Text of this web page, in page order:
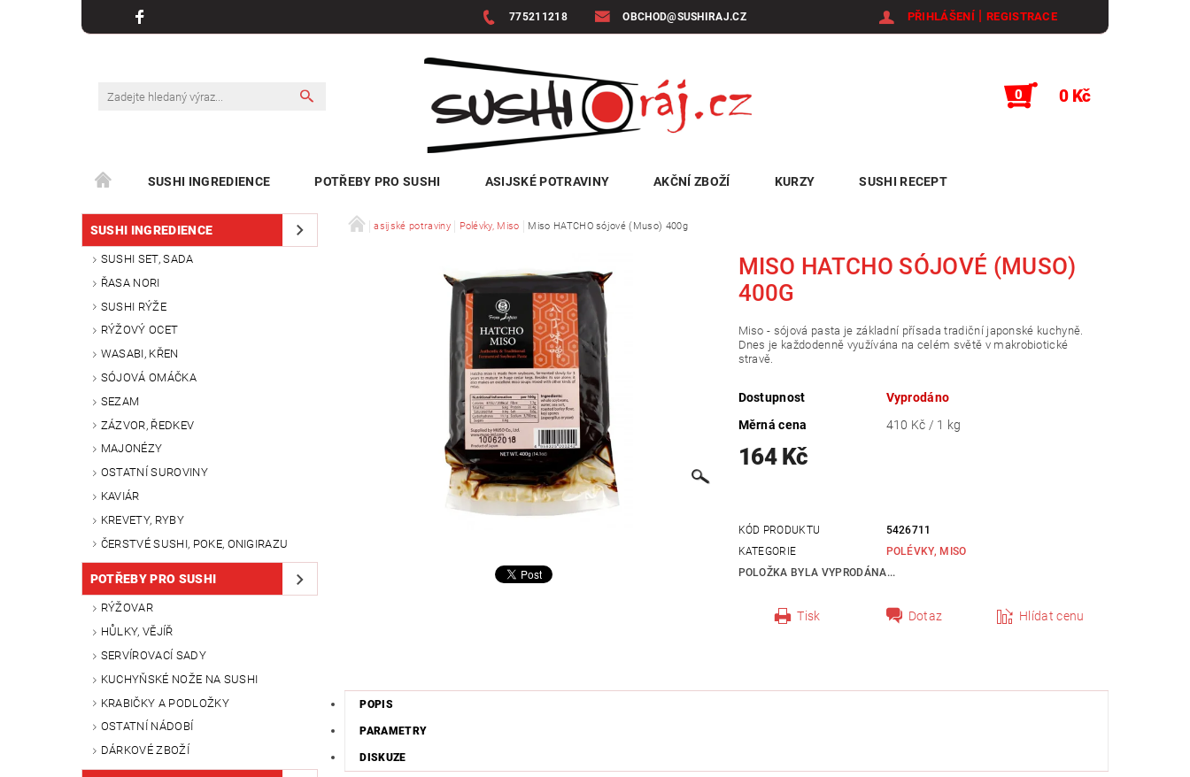
775211218 OBCHOD@SUSHIRAJ.CZ PŘIHLÁŠENÍ | REGISTRACE
0 0 Kč
SUSHI INGREDIENCE POTŘEBY PRO SUSHI ASIJSKÉ POTRAVINY AKČNÍ ZBOŽÍ KURZY SUSHI RECEPT
KONTAKT
SUSHI INGREDIENCE
SUSHI SET, SADA
ŘASA NORI
SUSHI RÝŽE
RÝŽOVÝ OCET
WASABI, KŘEN
SÓJOVÁ OMÁČKA
SEZAM
ZÁZVOR, ŘEDKEV
MAJONÉZY
OSTATNÍ SUROVINY
KAVIÁR
KREVETY, RYBY
ČERSTVÉ SUSHI, POKE, ONIGIRAZU
POTŘEBY PRO SUSHI
RÝŽOVAR
HŮLKY, VĚJÍŘ
SERVÍROVACÍ SADY
KUCHYŇSKÉ NOŽE NA SUSHI
KRABIČKY A PODLOŽKY
OSTATNÍ NÁDOBÍ
DÁRKOVÉ ZBOŽÍ
asijské potraviny Polévky, Miso Miso HATCHO sójové (Muso) 400g
MISO HATCHO SÓJOVÉ (MUSO)
400G
Miso - sójová pasta je základní přísada tradiční japonské kuchyně.
Dnes je každodenně využívána na celém světě v makrobiotické
stravě.
Dostupnost
Vyprodáno
Měrná cena
410 Kč / 1 kg
164 Kč
KÓD PRODUKTU
5426711
KATEGORIE
POLÉVKY, MISO
POLOŽKA BYLA VYPRODÁNA...
Tisk Dotaz Hlídat cenu
POPIS
PARAMETRY
DISKUZE